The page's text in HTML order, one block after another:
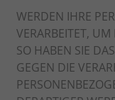
WERDEN IHRE
VERARBEITET,
SO HABEN SIE
GEGEN DIE